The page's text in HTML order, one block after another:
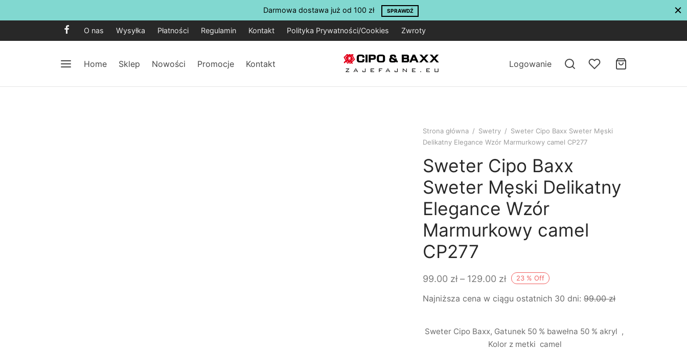
Darmowa dostawa już od 100 zł SPRAWDŹ
O nas Wysyłka Płatności Regulamin Kontakt Polityka Prywatności/Cookies Zwroty
Home Sklep Nowości Promocje Kontakt Logowanie
Strona główna / Swetry / Sweter Cipo Baxx Sweter Męski
Delikatny Elegance Wzór Marmurkowy camel CP277
Sweter Cipo Baxx
Sweter Męski Delikatny
Elegance Wzór
Marmurkowy camel
CP277
23 % Off
99.00 zł – 129.00 złZakres
129.00 zł
Najniższa cena w ciągu ostatnich 30 dni: 99.00 zł
Sweter Cipo Baxx, Gatunek 50 % bawełna 50 % akryl ,
Kolor z metki camel